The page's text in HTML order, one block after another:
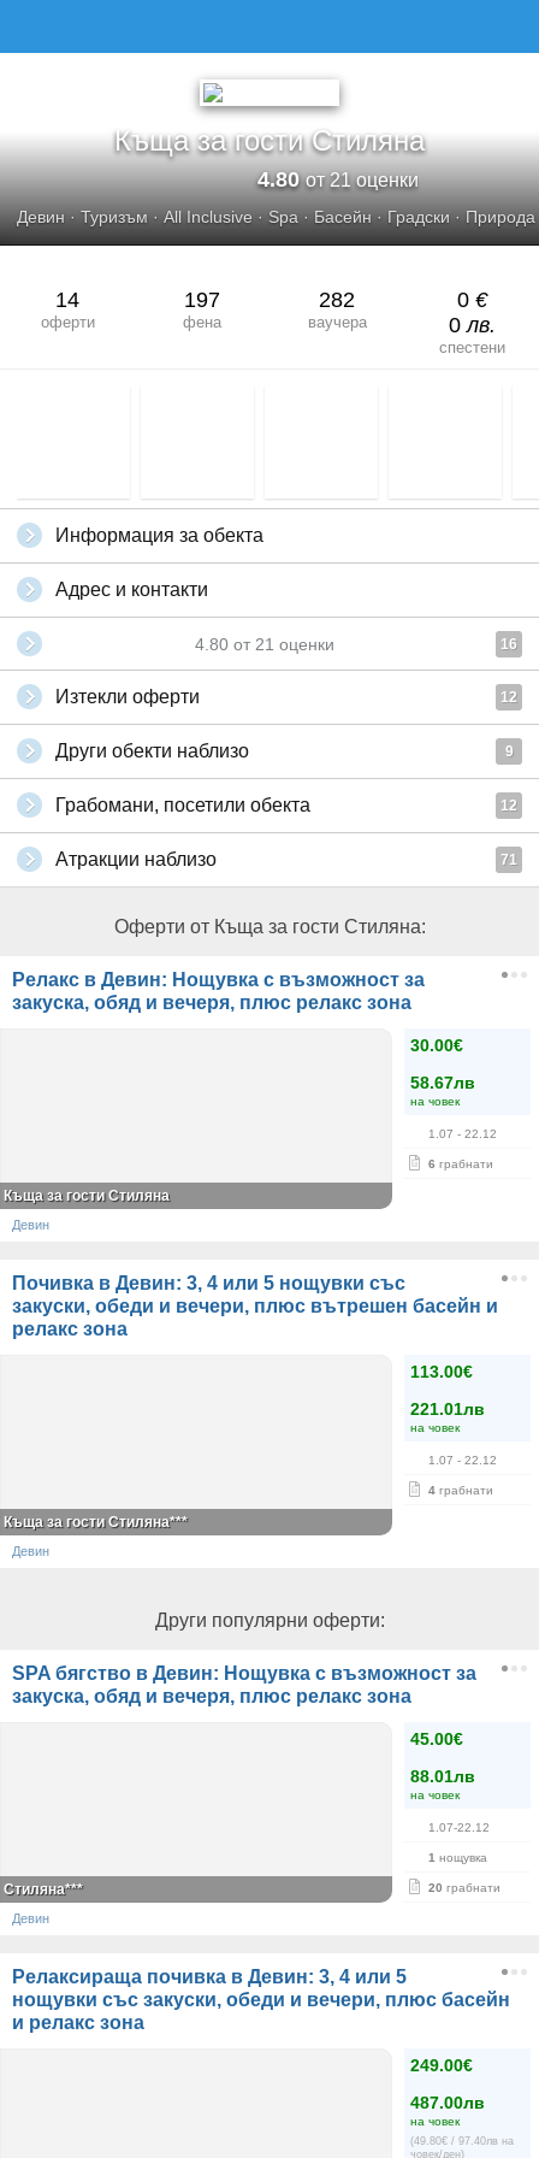
Къща за гости Стиляна
4.80от 21 оценки
Девин · Туризъм ·All Inclusive · Spa · Басейн · Градски · Природа
14
оферти
197
фена
282
ваучера
0 €
0лв.
спестени
Информация за обекта
Адрес и контакти
4.80 от 21 оценки 16
Изтекли оферти 12
Други обекти наблизо 9
Грабомани, посетили обекта 12
Атракции наблизо 71
Оферти от Къща за гости Стиляна:
Релакс в Девин: Нощувка с възможност за
закуска, обяд и вечеря, плюс релакс зона
30.00€
58.67лв
на човек
1.07 - 22.12
6 грабнати
Къща за гости Стиляна
Девин
Почивка в Девин: 3, 4 или 5 нощувки със
закуски, обеди и вечери, плюс вътрешен басейн и
релакс зона
113.00€
221.01лв
на човек
1.07 - 22.12
4 грабнати
Къща за гости Стиляна***
Девин
Други популярни оферти:
SPA бягство в Девин: Нощувка с възможност за
закуска, обяд и вечеря, плюс релакс зона
45.00€
88.01лв
на човек
1.07-22.12
1 нощувка
20 грабнати
Стиляна***
Девин
Релаксираща почивка в Девин: 3, 4 или 5
нощувки със закуски, обеди и вечери, плюс басейн
и релакс зона
249.00€
487.00лв
на човек
(49.80€ / 97.40лв на
човек/ден)